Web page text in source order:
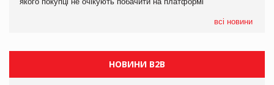
всі новини
НОВИНИ B2B